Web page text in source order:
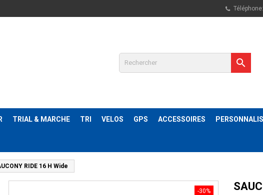
Téléphone:

TRIAL & MARCHE TRI VELOS GPS ACCESSOIRES
RIDE 16 H Wide
-30%